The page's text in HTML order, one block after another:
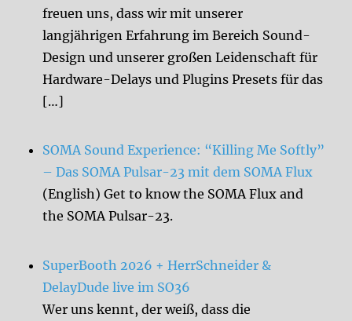
freuen uns, dass wir mit unserer
langjährigen Erfahrung im Bereich Sound-
Design und unserer großen Leidenschaft für
Hardware-Delays und Plugins Presets für das
[…]
SOMA Sound Experience: “Killing Me Softly”
– Das SOMA Pulsar-23 mit dem SOMA Flux
(English) Get to know the SOMA Flux and
the SOMA Pulsar-23.
SuperBooth 2026 + HerrSchneider &
DelayDude live im SO36
Wer uns kennt, der weiß, dass die